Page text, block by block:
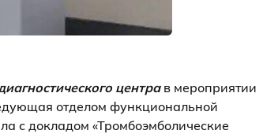
центрав мероприятии
отделом функциональной
с докладом «Тромбоэмболические